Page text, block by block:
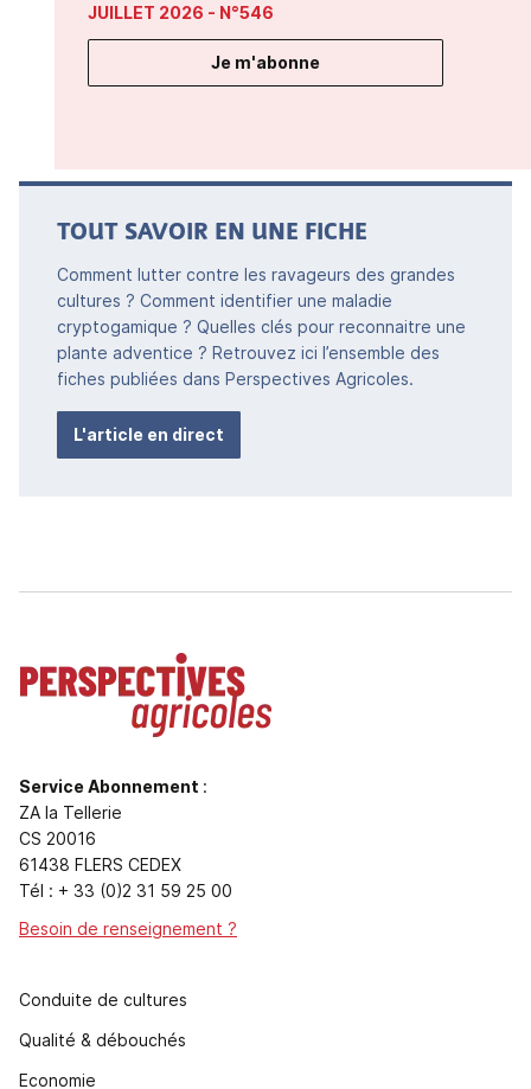
JUILLET 2026 - N°546
Je m'abonne
TOUT SAVOIR EN UNE FICHE
Comment lutter contre les ravageurs des grandes
cultures ? Comment identifier une maladie
cryptogamique ? Quelles clés pour reconnaitre une
plante adventice ? Retrouvez ici l’ensemble des
fiches publiées dans Perspectives Agricoles.
L'article en direct
Service Abonnement :
ZA la Tellerie
CS 20016
61438 FLERS CEDEX
Tél : + 33 (0)2 31 59 25 00
Besoin de renseignement ?
Conduite de cultures
Qualité & débouchés
Economie